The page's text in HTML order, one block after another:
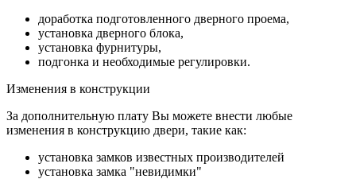
доработка подготовленного дверного проема,
установка дверного блока,
установка фурнитуры,
подгонка и необходимые регулировки.
Изменения в конструкции
За дополнительную плату Вы можете внести любые
изменения в конструкцию двери, такие как:
установка замков известных производителей
установка замка "невидимки"